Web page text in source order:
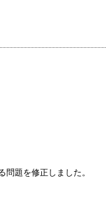
題を修正しました。